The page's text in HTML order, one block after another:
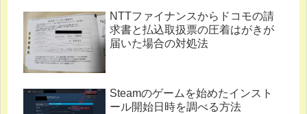
NTTファイナンスからドコモの請
求書と払込取扱票の圧着はがきが
届いた場合の対処法
Steamのゲームを始めたインスト
ール開始日時を調べる方法